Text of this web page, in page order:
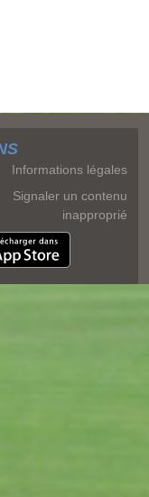
Informations légales
Signaler un contenu
inapproprié